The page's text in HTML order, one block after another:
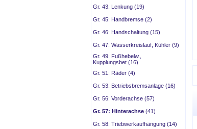
Gr. 43: Lenkung (19)
Gr. 45: Handbremse (2)
Gr. 46: Handschaltung (15)
Gr. 47: Wasserkreislauf, Kühler (9)
Gr. 49: Fußhebelw.,
Kupplungsbet (16)
Gr. 51: Räder (4)
Gr. 53: Betriebsbremsanlage (16)
Gr. 56: Vorderachse (57)
Gr. 57: Hinterachse (41)
Gr. 58: Triebwerkaufhängung (14)